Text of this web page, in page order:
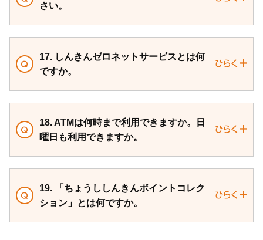
さい。
17. しんきんゼロネットサービスとは何
ですか。
18. ATMは何時まで利用できますか。日
曜日も利用できますか。
19. 「ちょうししんきんポイントコレク
ション」とは何ですか。